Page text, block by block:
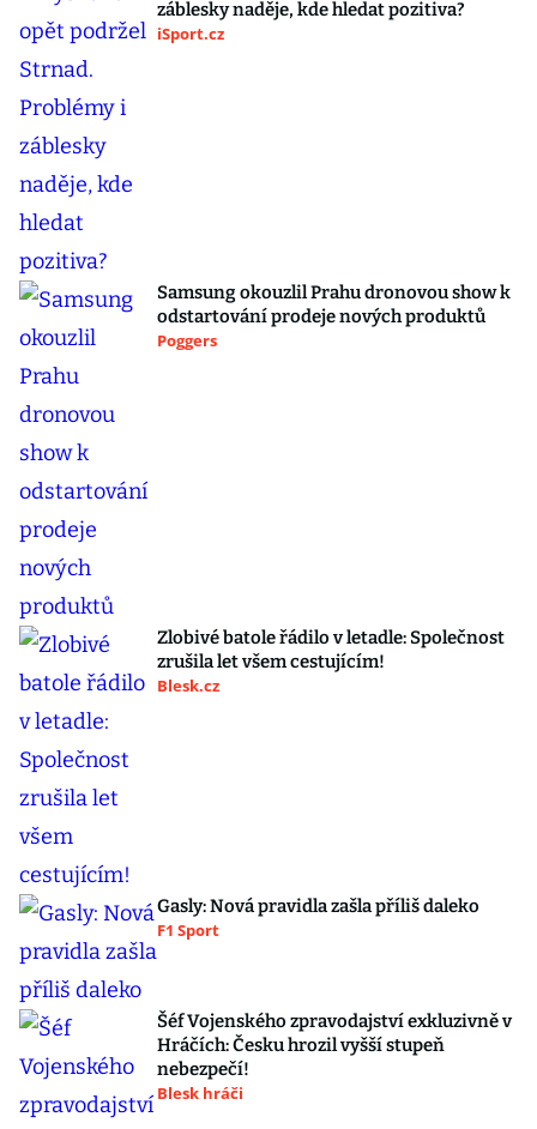
záblesky naděje, kde hledat pozitiva?
iSport.cz
Samsung okouzlil Prahu dronovou show k
odstartování prodeje nových produktů
Poggers
Zlobivé batole řádilo v letadle: Společnost
zrušila let všem cestujícím!
Blesk.cz
Gasly: Nová pravidla zašla příliš daleko
F1 Sport
Šéf Vojenského zpravodajství exkluzivně v
Hráčích: Česku hrozil vyšší stupeň
nebezpečí!
Blesk hráči